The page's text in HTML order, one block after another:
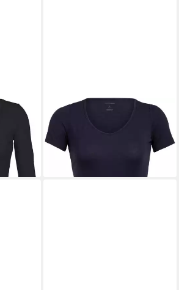
ICEBREAKER
Funktionsshirt